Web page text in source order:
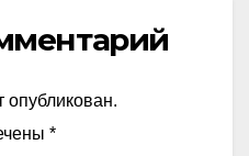
опубликован.
*